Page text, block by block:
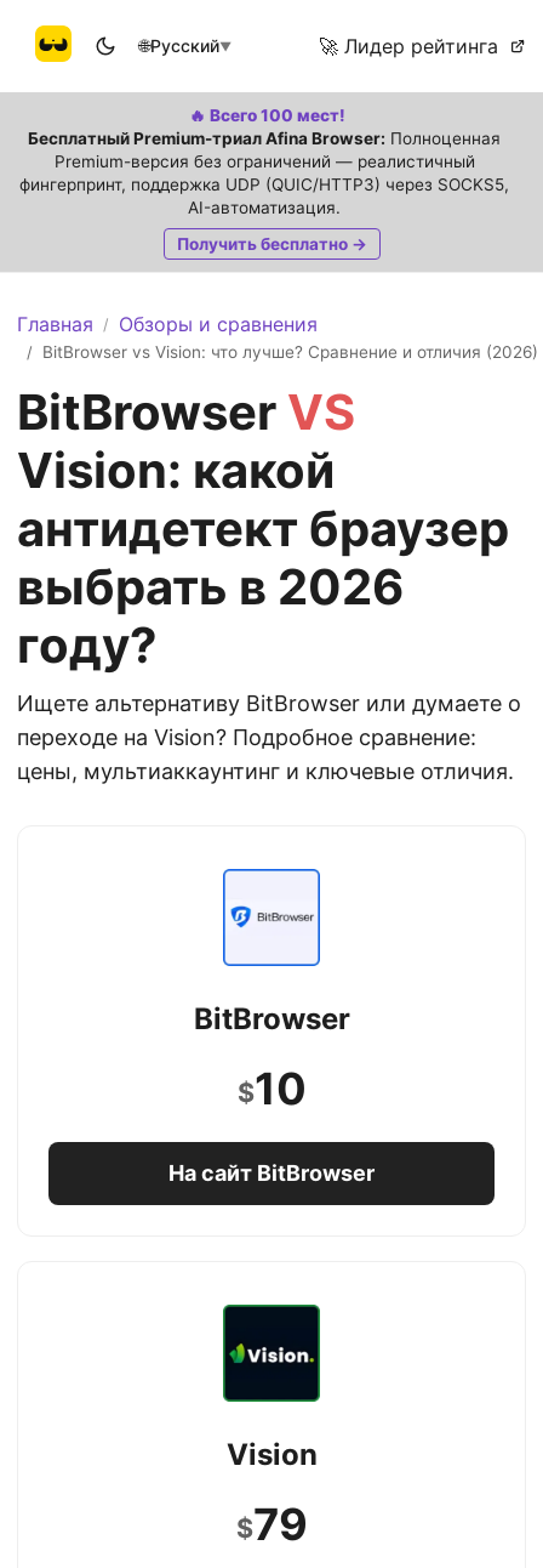
🌐Русский▼ 🚀 Лидер рейтинга
🔥 Всего 100 мест!
Бесплатный Premium-триал Afina Browser: Полноценная
Premium-версия без ограничений — реалистичный
фингерпринт, поддержка UDP (QUIC/HTTP3) через SOCKS5,
AI-автоматизация.
Получить бесплатно →
Главная / Обзоры и сравнения
/ BitBrowser vs Vision: что лучше? Сравнение и отличия (2026)
BitBrowser VS
Vision: какой
антидетект браузер
выбрать в 2026
году?
Ищете альтернативу BitBrowser или думаете о
переходе на Vision? Подробное сравнение:
цены, мультиаккаунтинг и ключевые отличия.
BitBrowser
$10
На сайт BitBrowser
Vision
$79